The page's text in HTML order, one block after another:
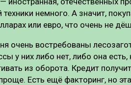
немного. А значит,
или евро, что очень не
очень востребованы
у них либо нет, либо она есть,
из оборота. Кредит
Есть ещё факторинг, но